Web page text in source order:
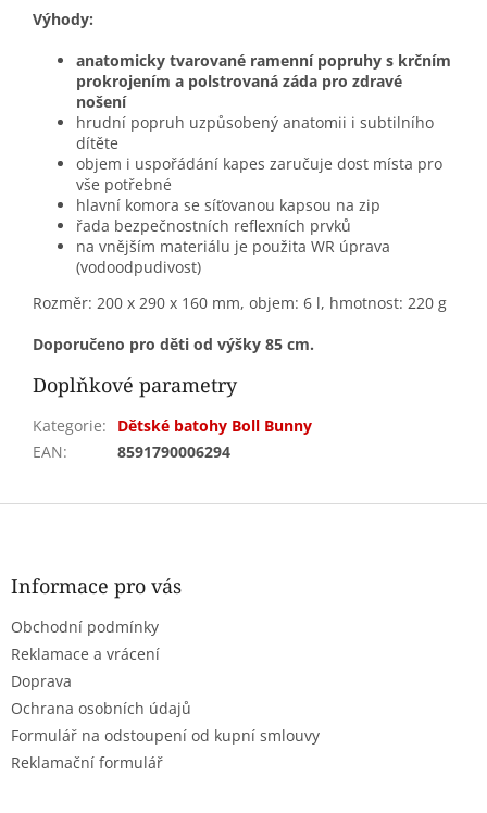
Výhody:
anatomicky tvarované ramenní popruhy s krčním
prokrojením a polstrovaná záda pro zdravé
nošení
hrudní popruh uzpůsobený anatomii i subtilního
dítěte
objem i uspořádání kapes zaručuje dost místa pro
vše potřebné
hlavní komora se síťovanou kapsou na zip
řada bezpečnostních reflexních prvků
na vnějším materiálu je použita WR úprava
(vodoodpudivost)
Rozměr: 200 x 290 x 160 mm, objem: 6 l, hmotnost: 220 g
Doporučeno pro děti od výšky 85 cm.
Doplňkové parametry
Kategorie:
Dětské batohy Boll Bunny
EAN: 8591790006294
Z
Informace pro vás
Obchodní podmínky
Reklamace a vrácení
Doprava
Ochrana osobních údajů
Formulář na odstoupení od kupní smlouvy
Reklamační formulář